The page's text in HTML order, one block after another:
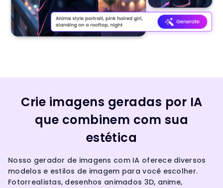
Crie imagens geradas por IA
que combinem com sua
estética
Nosso gerador de imagens com IA oferece diversos
modelos e estilos de imagem para você escolher.
Fotorrealistas, desenhos animados 3D, anime,